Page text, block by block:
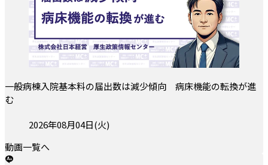
一般病棟入院基本料の届出数は減少傾向 病床機能の転換が進
む
投稿日:2026年08月04日(火)
動画一覧へ